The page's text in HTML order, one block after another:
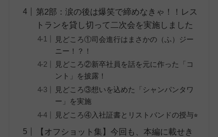
第2部：涙の後は爆笑で締めなきゃ！！レス
トランを貸し切って二次会を実施しました
見どころ①司会進行はまさかの（ふ）ジー
ニー！？！
見どころ②新卒社員を話を元に作った「コ
ント」を披露！
見どころ③想いを込めた「シャンパンタワ
ー」を実施
見どころ④入社証書とリストバンドの授与⭐︎
【オフショット集】今回も、本編に載せき